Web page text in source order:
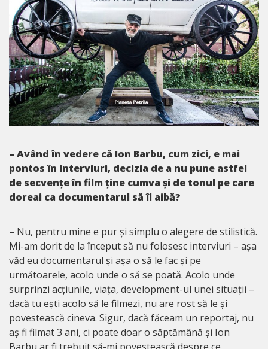
– Având în vedere că Ion Barbu, cum zici, e mai
pontos în interviuri, decizia de a nu pune astfel
de secvențe în film ține cumva și de tonul pe care
doreai ca documentarul să îl aibă?
– Nu, pentru mine e pur și simplu o alegere de stilistică.
Mi-am dorit de la început să nu folosesc interviuri – așa
văd eu documentarul și așa o să le fac și pe
următoarele, acolo unde o să se poată. Acolo unde
surprinzi acțiunile, viața, development-ul unei situații –
dacă tu ești acolo să le filmezi, nu are rost să le și
povestească cineva. Sigur, dacă făceam un reportaj, nu
aș fi filmat 3 ani, ci poate doar o săptămână și Ion